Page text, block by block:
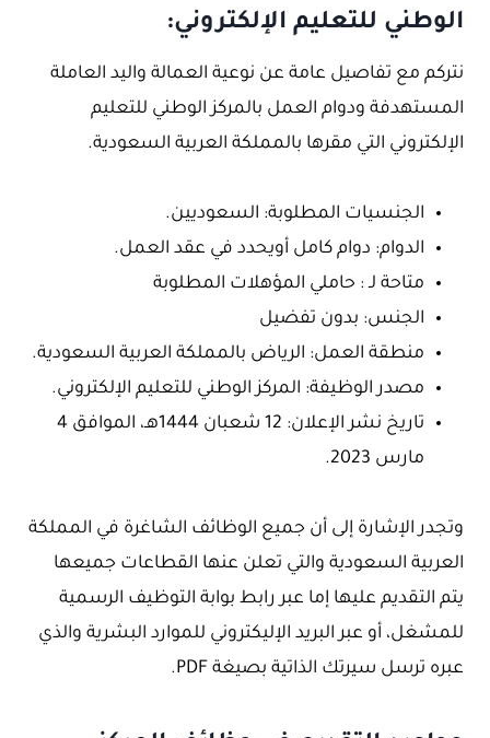
الوطني للتعليم الإلكتروني:
نتركم مع تفاصيل عامة عن نوعية العمالة واليد العاملة
المستهدفة ودوام العمل بالمركز الوطني للتعليم
الإلكتروني التي مقرها بالمملكة العربية السعودية.
الجنسيات المطلوبة: السعوديين.
الدوام: دوام كامل أويحدد في عقد العمل.
متاحة لـ : حاملي المؤهلات المطلوبة
الجنس: بدون تفضيل
منطقة العمل: الرياض بالمملكة العربية السعودية.
مصدر الوظيفة: المركز الوطني للتعليم الإلكتروني.
تاريخ نشر الإعلان: 12 شعبان 1444هـ، الموافق 4
مارس 2023.
وتجدر الإشارة إلى أن جميع الوظائف الشاغرة في المملكة
العربية السعودية والتي تعلن عنها القطاعات جميعها
يتم التقديم عليها إما عبر رابط بوابة التوظيف الرسمية
للمشغل، أو عبر البريد الإليكتروني للموارد البشرية والذي
عبره ترسل سيرتك الذاتية بصيغة PDF.